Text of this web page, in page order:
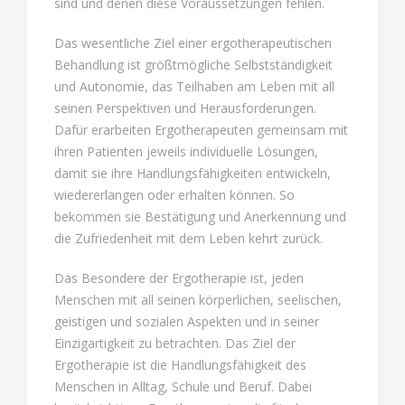
Das wesentliche Ziel einer ergotherapeutischen
Behandlung ist größtmögliche Selbstständigkeit
und Autonomie, das Teilhaben am Leben mit all
seinen Perspektiven und Herausforderungen.
Dafür erarbeiten Ergotherapeuten gemeinsam mit
ihren Patienten jeweils individuelle Lösungen,
damit sie ihre Handlungsfähigkeiten entwickeln,
wiedererlangen oder erhalten können. So
bekommen sie Bestätigung und Anerkennung und
die Zufriedenheit mit dem Leben kehrt zurück.
Das Besondere der Ergotherapie ist, jeden
Menschen mit all seinen körperlichen, seelischen,
geistigen und sozialen Aspekten und in seiner
Einzigartigkeit zu betrachten. Das Ziel der
Ergotherapie ist die Handlungsfähigkeit des
Menschen in Alltag, Schule und Beruf. Dabei